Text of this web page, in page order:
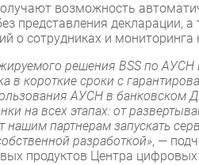
возможность
представления декларации,
о сотрудниках и
решения BSS по
в короткие сроки с
АУСН в банковском
на всех этапах: от
нашим партнерам запускать
разработкой», —
продуктов Центра